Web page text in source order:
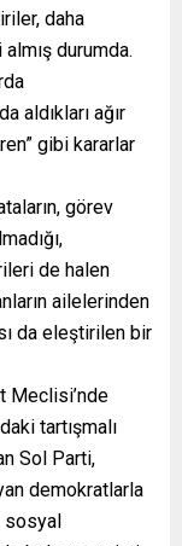
daha
durumda.
aldıkları ağır
gibi kararlar
görev
de halen
ailelerinden
da eleştirilen bir
Meclisi’nde
tartışmalı
Sol Parti,
demokratlarla
sosyal